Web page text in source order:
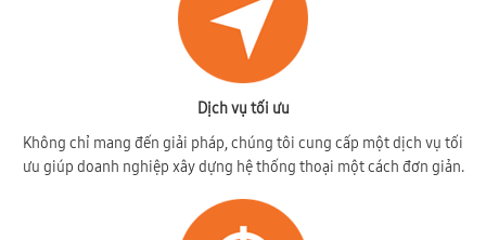
Dịch vụ tối ưu
Không chỉ mang đến giải pháp, chúng tôi cung cấp một dịch vụ tối
ưu giúp doanh nghiệp xây dựng hệ thống thoại một cách đơn giản.